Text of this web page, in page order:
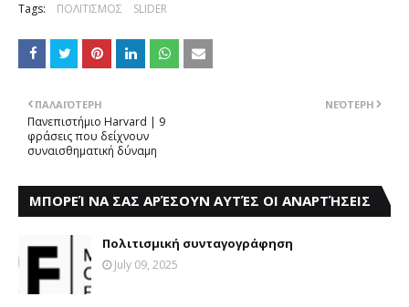
Tags: ΠΟΛΙΤΙΣΜΟΣ SLIDER
ΝΕΌΤΕΡΗ
ΠΑΛΑΙΌΤΕΡΗ
Πανεπιστήμιο Harvard | 9
φράσεις που δείχνουν
συναισθηματική δύναμη
ΜΠΟΡΕΊ ΝΑ ΣΑΣ ΑΡΈΣΟΥΝ ΑΥΤΈΣ ΟΙ ΑΝΑΡΤΉΣΕΙΣ
Πολιτισμική συνταγογράφηση
July 09, 2025